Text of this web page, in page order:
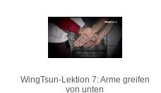
WingTsun-Lektion 7: Arme greifen
von unten